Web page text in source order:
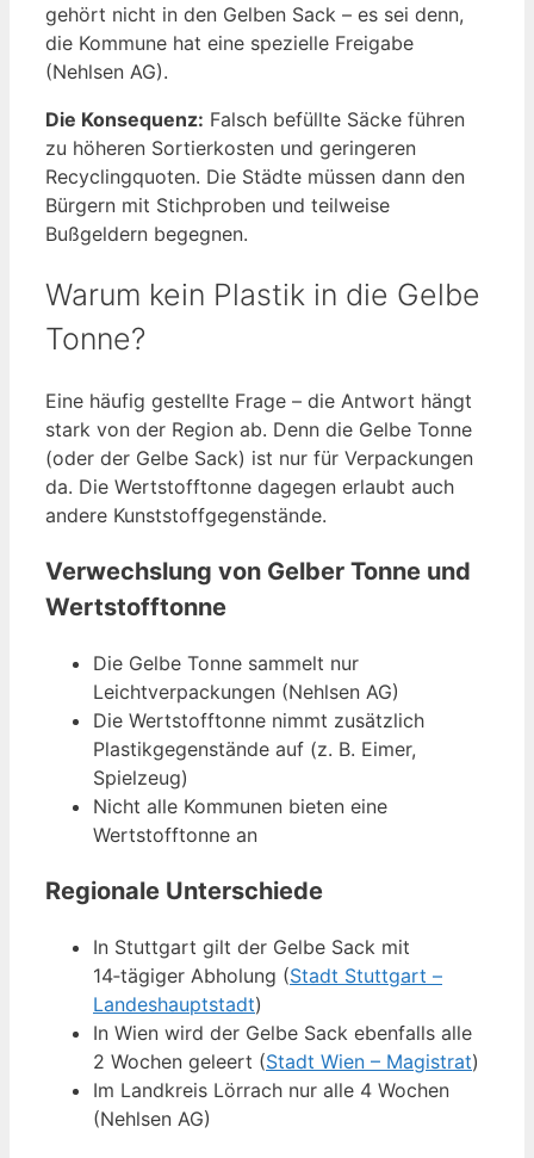
gehört nicht in den Gelben Sack – es sei denn,
die Kommune hat eine spezielle Freigabe
(Nehlsen AG).
Die Konsequenz: Falsch befüllte Säcke führen
zu höheren Sortierkosten und geringeren
Recyclingquoten. Die Städte müssen dann den
Bürgern mit Stichproben und teilweise
Bußgeldern begegnen.
Warum kein Plastik in die Gelbe
Tonne?
Eine häufig gestellte Frage – die Antwort hängt
stark von der Region ab. Denn die Gelbe Tonne
(oder der Gelbe Sack) ist nur für Verpackungen
da. Die Wertstofftonne dagegen erlaubt auch
andere Kunststoffgegenstände.
Verwechslung von Gelber Tonne und
Wertstofftonne
Die Gelbe Tonne sammelt nur
Leichtverpackungen (Nehlsen AG)
Die Wertstofftonne nimmt zusätzlich
Plastikgegenstände auf (z. B. Eimer,
Spielzeug)
Nicht alle Kommunen bieten eine
Wertstofftonne an
Regionale Unterschiede
In Stuttgart gilt der Gelbe Sack mit
14‑tägiger Abholung (Stadt Stuttgart –
Landeshauptstadt)
In Wien wird der Gelbe Sack ebenfalls alle
2 Wochen geleert (Stadt Wien – Magistrat)
Im Landkreis Lörrach nur alle 4 Wochen
(Nehlsen AG)